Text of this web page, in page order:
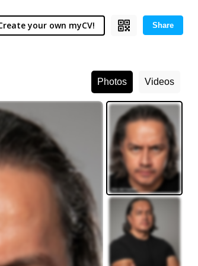
your own myCV! Share
Photos Videos